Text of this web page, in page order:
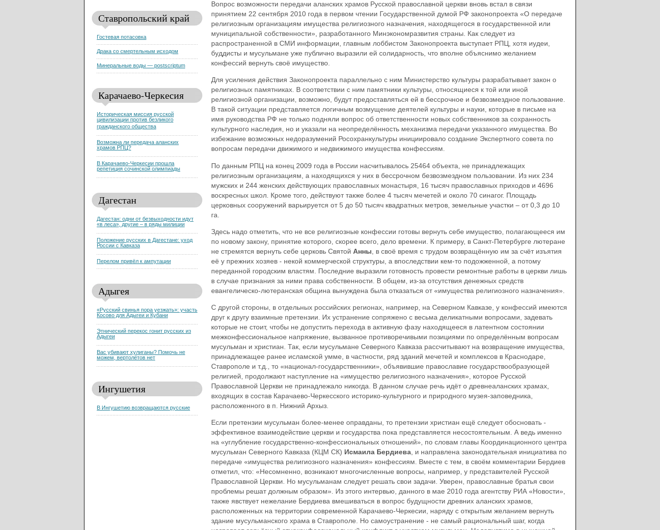
Ставропольский край
Гостевая потасовка
Драка со смертельным исходом
Минеральные воды — postscriptum
Карачаево-Черкесия
Историческая миссия русской
цивилизации против безликого
гражданского общества
Возможна ли передача аланских
храмов РПЦ?
В Карачаево-Черкесии прошла
репетиция сочинской олимпиады
Дагестан
Дагестан: одни от безвыходности идут
«в леса», другие – в ряды милиции
Положение русских в Дагестане: уход
России с Кавказа
Перелом привёл к ампутации
Адыгея
«Русский свинья пора уезжать»: участь
Косово для Адыгеи и Кубани
Этнический перекос гонит русских из
Адыгеи
Вас убивают хулиганы? Помочь не
можем, вертолётов нет
Ингушетия
В Ингушетию возвращаются русские
Вопрос возможности передачи аланских храмов Русской православной церкви вновь встал в связи
принятием 22 сентября 2010 года в первом чтении Государственной думой РФ законопроекта «О передаче
религиозным организациям имущества религиозного назначения, находящегося в государственной или
муниципальной собственности», разработанного Минэкономразвития страны. Как следует из
распространенной в СМИ информации, главным лоббистом Законопроекта выступает РПЦ, хотя иудеи,
буддисты и мусульмане уже публично выразили ей солидарность, что вполне объяснимо желанием
конфессий вернуть своё имущество.
Для усиления действия Законопроекта параллельно с ним Министерство культуры разрабатывает закон о
религиозных памятниках. В соответствии с ним памятники культуры, относящиеся к той или иной
религиозной организации, возможно, будут предоставляться ей в бессрочное и безвозмездное пользование.
В такой ситуации представляется логичным возмущение деятелей культуры и науки, которые в письме на
имя руководства РФ не только подняли вопрос об ответственности новых собственников за сохранность
культурного наследия, но и указали на неопределённость механизма передачи указанного имущества. Во
избежание возможных недоразумений Росохранкультуры инициировало создание Экспертного совета по
вопросам передачи движимого и недвижимого имущества конфессиям.
По данным РПЦ на конец 2009 года в России насчитывалось 25464 объекта, не принадлежащих
религиозным организациям, а находящихся у них в бессрочном безвозмездном пользовании. Из них 234
мужских и 244 женских действующих православных монастыря, 16 тысяч православных приходов и 4696
воскресных школ. Кроме того, действуют также более 4 тысяч мечетей и около 70 синагог. Площадь
церковных сооружений варьируется от 5 до 50 тысяч квадратных метров, земельные участки – от 0,3 до 10
га.
Здесь надо отметить, что не все религиозные конфессии готовы вернуть себе имущество, полагающееся им
по новому закону, принятие которого, скорее всего, дело времени. К примеру, в Санкт-Петербурге лютеране
не стремятся вернуть себе церковь Святой Анны , в своё время с трудом возвращённую им за счёт изъятия
её у прежних хозяев - некой коммерческой структуры, а впоследствии кем-то подожженной, а потому
переданной городским властям. Последние выразили готовность провести ремонтные работы в церкви лишь
в случае признания за ними права собственности. В общем, из-за отсутствия денежных средств
евангелическо-лютеранская община вынуждена была отказаться от «имущества религиозного назначения».
С другой стороны, в отдельных российских регионах, например, на Северном Кавказе, у конфессий имеются
друг к другу взаимные претензии. Их устранение сопряжено с весьма деликатными вопросами, задевать
которые не стоит, чтобы не допустить перехода в активную фазу находящееся в латентном состоянии
межконфессиональное напряжение, вызванное противоречивыми позициями по определённым вопросам
мусульман и христиан. Так, если мусульмане Северного Кавказа рассчитывают на возвращение имущества,
принадлежащее ранее исламской умме, в частности, ряд зданий мечетей и комплексов в Краснодаре,
Ставрополе и т.д., то «национал-государственники», объявившие православие государствообразующей
религией, продолжают наступление на «имущество религиозного назначения», которое Русской
Православной Церкви не принадлежало никогда. В данном случае речь идёт о древнеаланских храмах,
входящих в состав Карачаево-Черкесского историко-культурного и природного музея-заповедника,
расположенного в п. Нижний Архыз.
Если претензии мусульман более-менее оправданы, то претензии христиан ещё следует обосновать -
эффективное взаимодействие церкви и государства пока представляется несостоятельным. А ведь именно
на «углубление государственно-конфессиональных отношений», по словам главы Координационного центра
мусульман Северного Кавказа (КЦМ СК) Исмаила Бердиева, и направлена законодательная инициатива по
передаче «имущества религиозного назначения» конфессиям. Вместе с тем, в своём комментарии Бердиев
отметил, что: «Несомненно, возникают многочисленные вопросы, например, у представителей Русской
Православной Церкви. Но мусульманам следует решать свои задачи. Уверен, православные братья свои
проблемы решат должным образом». Из этого интервью, данного в мае 2010 года агентству РИА «Новости»,
также явствует нежелание Бердиева вмешиваться в вопрос будущности древних аланских храмов,
расположенных на территории современной Карачаево-Черкесии, наряду с открытым желанием вернуть
здание мусульманского храма в Ставрополе. Но самоустранение - не самый рациональный шаг, когда